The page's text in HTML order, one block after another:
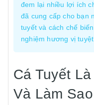
đem lại nhiều lợi ích
đã cung cấp cho bạn
tuyết và cách chế
nghiệm hương vị
Cá Tuyết
Và Làm